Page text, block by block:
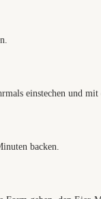
einstechen und mit
backen.